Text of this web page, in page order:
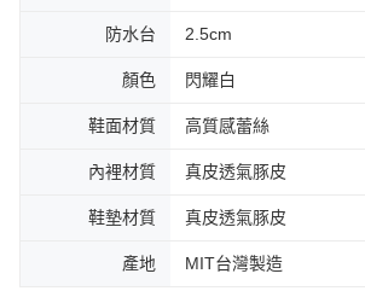
防水台 2.5cm
顏色 閃耀白
鞋面材質 高質感蕾絲
內裡材質 真皮透氣豚皮
鞋墊材質 真皮透氣豚皮
產地 MIT台灣製造